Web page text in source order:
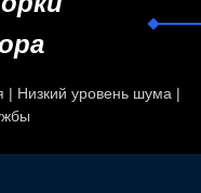
| Низкий уровень шума |